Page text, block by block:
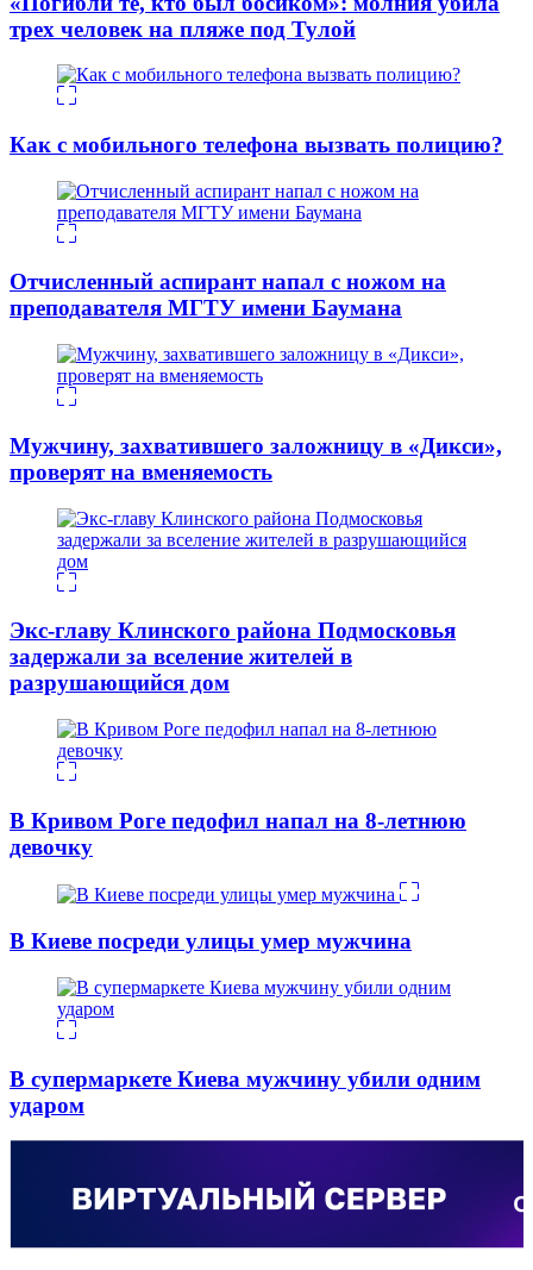
трех человек на пляже под Тулой
Как с мобильного телефона вызвать полицию?
Отчисленный аспирант напал с ножом на
преподавателя МГТУ имени Баумана
Мужчину, захватившего заложницу в «Дикси»,
проверят на вменяемость
Экс-главу Клинского района Подмосковья
задержали за вселение жителей в
разрушающийся дом
В Кривом Роге педофил напал на 8-летнюю
девочку
В Киеве посреди улицы умер мужчина
В супермаркете Киева мужчину убили одним
ударом